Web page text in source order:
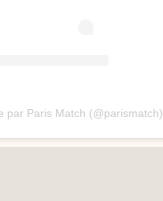
par Paris Match (@parismatch)